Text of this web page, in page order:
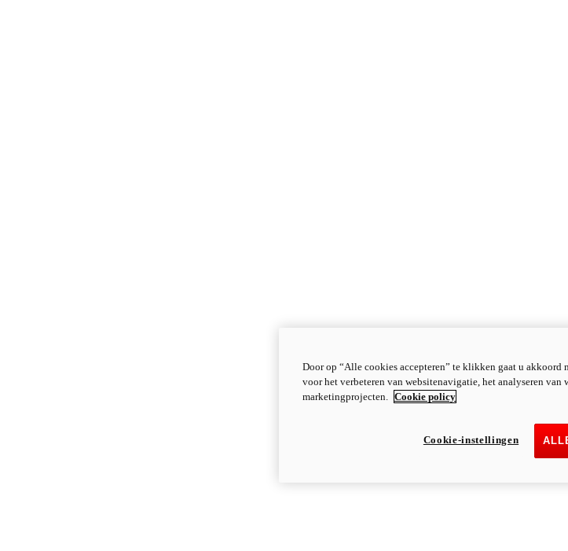
Door op “Alle cookies accepteren” te klikken gaat u akkoord
voor het verbeteren van websitenavigatie, het analyseren
marketingprojecten. Cookie policy
Cookie-instellingen